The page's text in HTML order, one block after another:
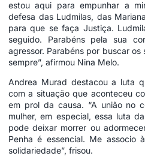
estou aqui para empunhar a
defesa das Ludmilas, das
para que se faça Justiça.
seguido. Parabéns pela sua
agressor. Parabéns por buscar
sempre”, afirmou Nina Melo.
Andrea Murad destacou a luta
com a situação que aconteceu
em prol da causa. “A união no
mulher, em especial, essa luta
pode deixar morrer ou
Penha é essencial. Me associo
solidariedade”, frisou.